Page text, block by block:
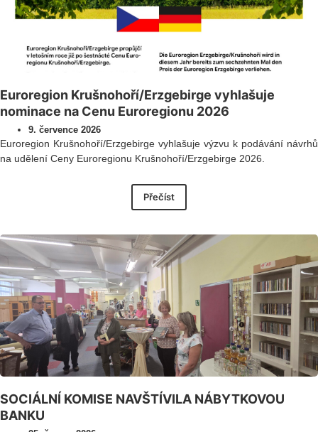
Euroregion Krušnohoří/Erzgebirge vyhlašuje
nominace na Cenu Euroregionu 2026
9. července 2026
Euroregion Krušnohoří/Erzgebirge vyhlašuje výzvu k podávání návrhů
na udělení Ceny Euroregionu Krušnohoří/Erzgebirge 2026.
Přečíst
SOCIÁLNÍ KOMISE NAVŠTÍVILA NÁBYTKOVOU
BANKU